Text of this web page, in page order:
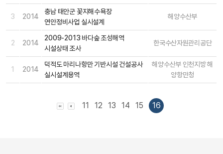
3 2014
충남 태안군 꽃지해수욕장
연안정비사업 실시설계
해양수산부
2 2014
2009-2013 바다숲 조성해역
시설상태 조사
한국수산자원관리공단
1 2014
덕적도 마리나항만 기반시설 건설공사
실시설계용역
해양수산부 인천지방 해
양항만청
11 12 13 14 15 16